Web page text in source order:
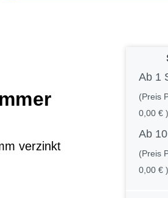
verzinkt
Ab 1
(Preis
0,00 € )
Ab
(Preis
0,00 € )